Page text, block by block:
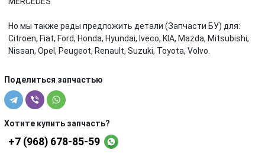
Но мы также рады предложить детали (Запчасти БУ) для:
Citroen, Fiat, Ford, Honda, Hyundai, Iveco, KIA, Mazda, Mitsubishi,
Nissan, Opel, Peugeot, Renault, Suzuki, Toyota, Volvo.
Поделиться запчастью
Хотите купить запчасть?
+7 (968) 678-85-59